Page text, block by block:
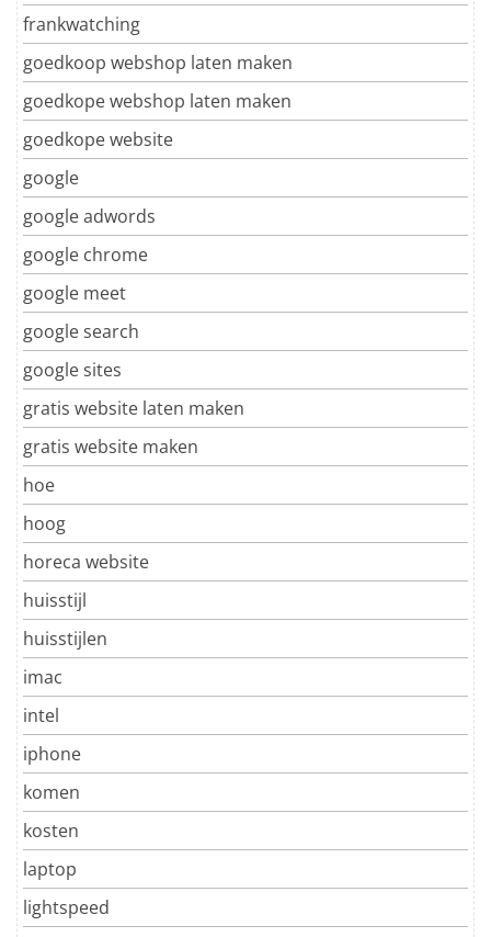
frankwatching
goedkoop webshop laten maken
goedkope webshop laten maken
goedkope website
google
google adwords
google chrome
google meet
google search
google sites
gratis website laten maken
gratis website maken
hoe
hoog
horeca website
huisstijl
huisstijlen
imac
intel
iphone
komen
kosten
laptop
lightspeed